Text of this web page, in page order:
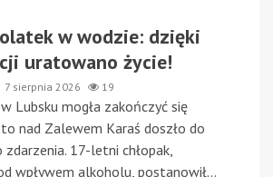
w wodzie: dzięki
uratowano życie!
7 sierpnia 2026 19
Lubsku mogła zakończyć się
nad Zalewem Karaś doszło do
zdarzenia. 17-letni chłopak,
wpływem alkoholu, postanowił...